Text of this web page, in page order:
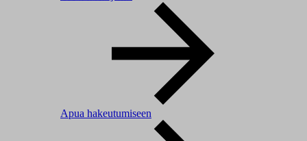
Apua hakeutumiseen